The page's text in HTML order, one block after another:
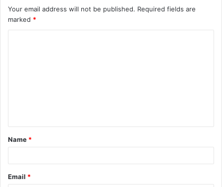
Your email address will not be published. Required fields are
marked *
t
*
Name *
Email *